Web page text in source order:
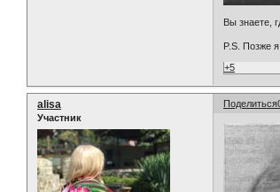
Вы знаете,
P.S. Позже
+5
Поделиться
alisa
Участник